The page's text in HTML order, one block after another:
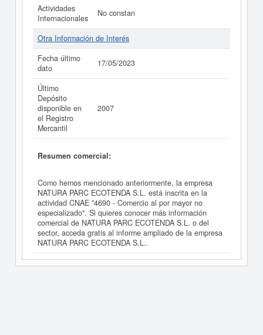
Actividades
Internacionales
No constan
Otra Información de Interés
Fecha último
dato
17/05/2023
Último
Depósito
disponible en
el Registro
Mercantil
2007
Resumen comercial:
Como hemos mencionado anteriormente, la empresa
NATURA PARC ECOTENDA S.L. está inscrita en la
actividad CNAE "4690 - Comercio al por mayor no
especializado". Si quieres conocer más información
comercial de NATURA PARC ECOTENDA S.L. o del
sector, acceda gratis al informe ampliado de la empresa
NATURA PARC ECOTENDA S.L..